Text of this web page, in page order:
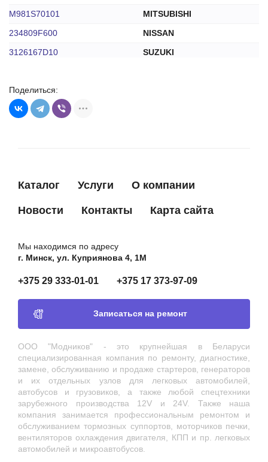
M981S70101
MITSUBISHI
234809F600
NISSAN
3126167D10
SUZUKI
9009904448
9009904453
06B911094
VOLKSWAGEN
Поделиться:
Каталог Услуги О компании
Новости Контакты Карта сайта
Мы находимся по адресу
г. Минск, ул. Куприянова 4, 1М
+375 29 333-01-01 +375 17 373-97-09
Записаться на ремонт
ООО "Модников" - это крупнейшая в Беларуси
специализированная компания по ремонту, диагностике,
замене, обслуживанию и продаже стартеров, генераторов
и их отдельных узлов для легковых автомобилей,
автобусов и грузовиков, а также любой спецтехники
зарубежного производства 12V и 24V. Также наша
компания занимается профессиональным ремонтом и
обслуживанием тормозных суппортов, моторчиков печки,
вентиляторов охлаждения двигателя, КПП и пр. легковых
автомобилей и микроавтобусов.